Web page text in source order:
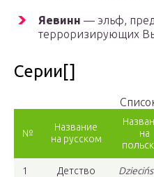
Яевинн — эльф,
терроризирующих
Серии[]
№
Название
на русском
на
1 Детство